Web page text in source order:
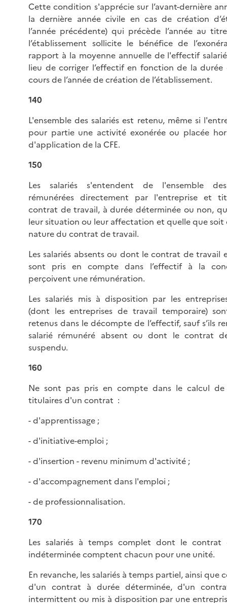
Cette condition s'apprécie sur l’avant-dernière
la dernière année civile en cas de création
l’année précédente) qui précède l’année au
l’établissement sollicite le bénéfice de
rapport à la moyenne annuelle de l'effectif
lieu de corriger l’effectif en fonction de la durée
cours de l’année de création de l’établissement.
140
L'ensemble des salariés est retenu, même si
pour partie une activité exonérée ou placée
d'application de la CFE.
150
Les salariés s'entendent de l'ensemble
rémunérées directement par l'entreprise et
contrat de travail, à durée déterminée ou non,
leur situation ou leur affectation et quelle que soit
nature du contrat de travail.
Les salariés absents ou dont le contrat de travail
sont pris en compte dans l’effectif à la
perçoivent une rémunération.
Les salariés mis à disposition par les
(dont les entreprises de travail temporaire)
retenus dans le décompte de l’effectif, sauf s’ils
salarié rémunéré absent ou dont le contrat
suspendu.
160
Ne sont pas pris en compte dans le calcul de
titulaires d'un contrat :
- d'apprentissage ;
- d'initiative-emploi ;
- d'insertion - revenu minimum d'activité ;
- d'accompagnement dans l'emploi ;
- de professionnalisation.
170
Les salariés à temps complet dont le contrat
indéterminée comptent chacun pour une unité.
En revanche, les salariés à temps partiel, ainsi que
d'un contrat à durée déterminée, d'un
intermittent ou mis à disposition par une